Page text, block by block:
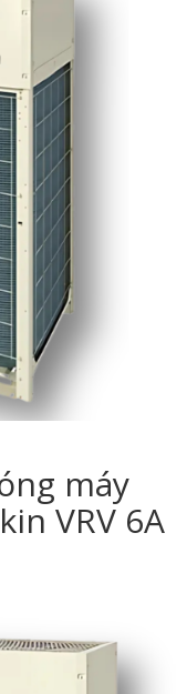
máy
VRV 6A